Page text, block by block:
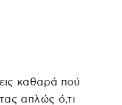
καθαρά πού
απλώς ό,τι